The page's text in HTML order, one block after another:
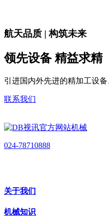
航天品质 | 构筑未来
领先设备 精益求精
引进国内外先进的精加工设
联系我们
024-78710888
关于我们
机械知识